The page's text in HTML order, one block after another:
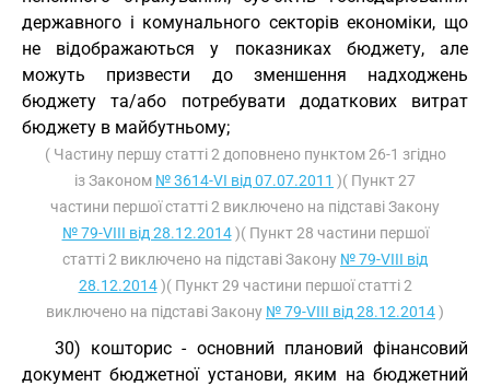
державного і комунального секторів економіки, що
не відображаються у показниках бюджету, але
можуть призвести до зменшення надходжень
бюджету та/або потребувати додаткових витрат
бюджету в майбутньому;
( Частину першу статті 2 доповнено пунктом 26-1 згідно
із Законом № 3614-VI від 07.07.2011 )( Пункт 27
частини першої статті 2 виключено на підставі Закону
№ 79-VIII від 28.12.2014)( Пункт 28 частини першої
статті 2 виключено на підставі Закону № 79-VIII від
28.12.2014)( Пункт 29 частини першої статті 2
виключено на підставі Закону № 79-VIII від 28.12.2014)
30) кошторис - основний плановий фінансовий
документ бюджетної установи, яким на бюджетний